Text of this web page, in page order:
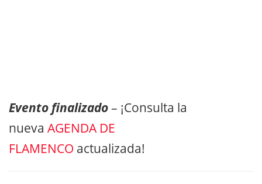
Evento finalizado– ¡Consulta la
nueva AGENDA DE
FLAMENCO actualizada!